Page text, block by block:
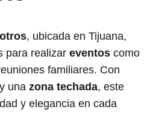
, ubicada en Tijuana,
para realizar eventos como
familiares. Con
y una zona techada, este
y elegancia en cada